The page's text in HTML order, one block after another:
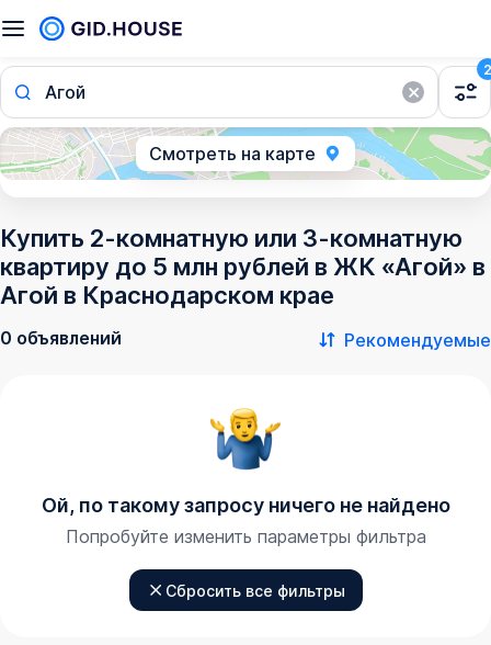
Агой
2
Смотреть на карте
Купить 2-комнатную или 3-комнатную
квартиру до 5 млн рублей в ЖК «Агой» в
Агой в Краснодарском крае
0 объявлений Рекомендуемые
Ой, по такому запросу ничего не найдено
Попробуйте изменить параметры фильтра
Сбросить все фильтры